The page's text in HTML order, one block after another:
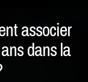
associer
dans la